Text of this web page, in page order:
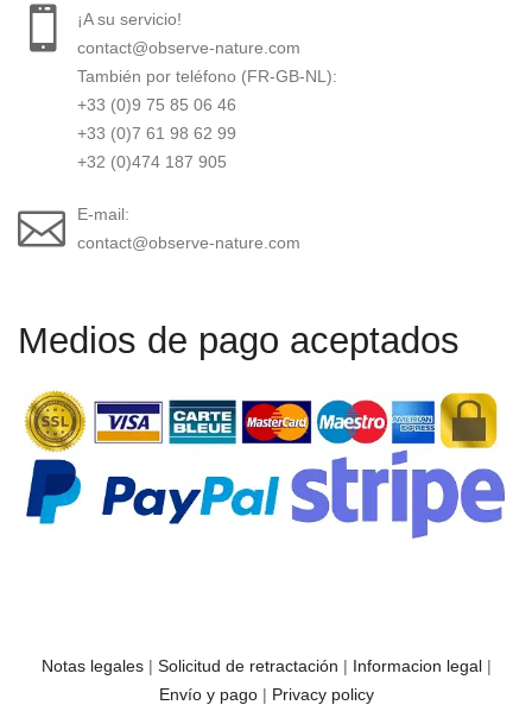
Medios de pago aceptados
¡A su servicio!
contact@observe-nature.com
También por teléfono (FR-GB-NL):
+33 (0)9 75 85 06 46
+33 (0)7 61 98 62 99
+32 (0)474 187 905
E-mail:
contact@observe-nature.com
Notas legales| Solicitud de retractación | Informacion legal|
Envío y pago| Privacy policy